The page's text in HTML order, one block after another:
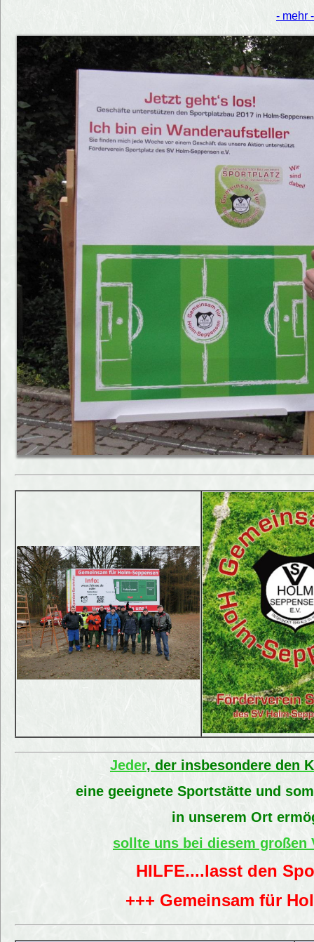
- mehr -
Jeder, der insbesondere den
eine geeignete Sportstätte und
in unserem Ort
sollte uns bei diesem großen
HILFE....lasst den
+++ Gemeinsam für